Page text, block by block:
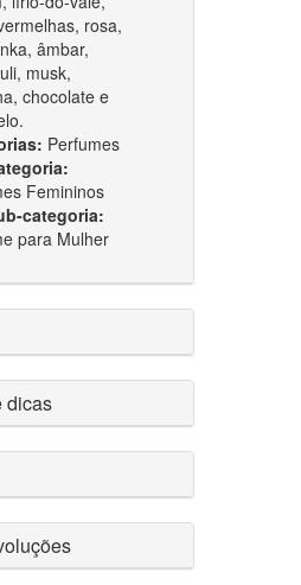
rosa,
âmbar,
musk,
chocolate e
Perfumes
Femininos
categoria:
para Mulher
dicas